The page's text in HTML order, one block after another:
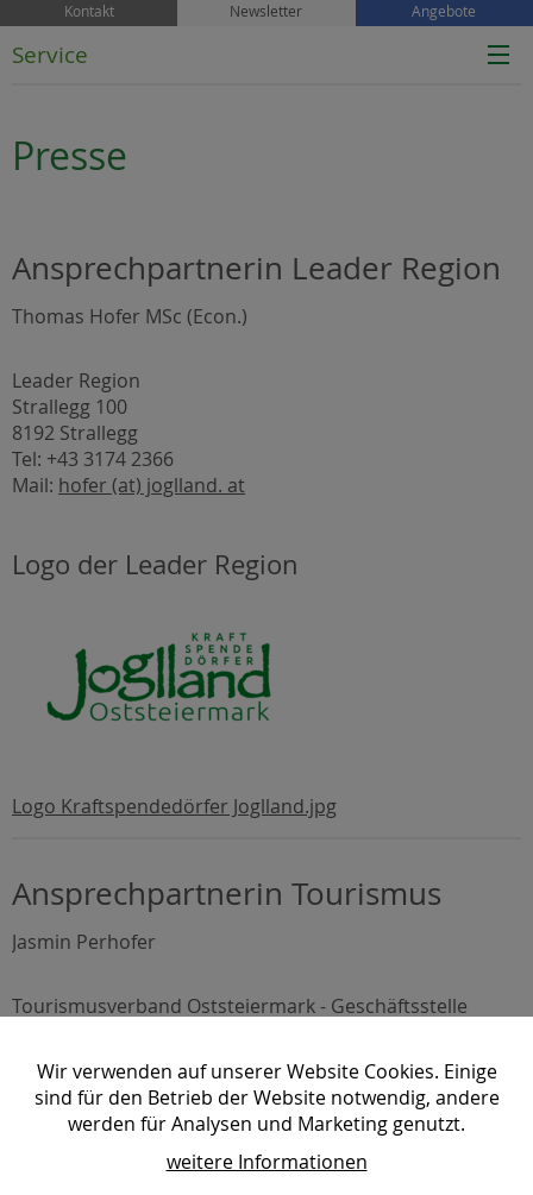
Kontakt Newsletter Angebote
Service
Presse
Ansprechpartnerin Leader Region
Thomas Hofer MSc (Econ.)
Leader Region
Strallegg 100
8192 Strallegg
Tel: +43 3174 2366
Mail: hofer (at) joglland. at
Logo der Leader Region
Logo Kraftspendedörfer Joglland.jpg
Ansprechpartnerin Tourismus
Jasmin Perhofer
Tourismusverband Oststeiermark - Geschäftsstelle
Kirchenviertel 24
8255 St. Jakob im Walde
Tel: +43 3336 20255
joglland-waldheimat (at) oststeiermark. com
Wir verwenden auf unserer Website Cookies. Einige
sind für den Betrieb der Website notwendig, andere
werden für Analysen und Marketing genutzt.
weitere Informationen